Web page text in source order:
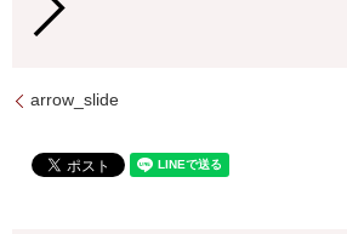
arrow_slide